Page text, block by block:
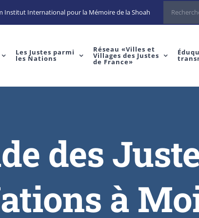
Institut International pour la Mémoire de la Shoah
Les Justes parmi
les Nations
Réseau «Villes et
Villages des Justes
de France»
des
à